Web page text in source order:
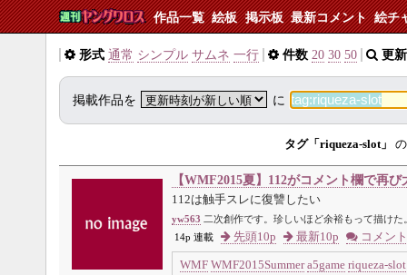
作品一覧 絵板 掲示板 最新コメント 絵チ
形式 通常 シンプル サムネ 一行 件数 20 30 50 更
掲載作品を に
タグ「riqueza-slot」
【WMF2015夏】112がコメント欄で再
112は触手スレに復讐したい
yw563 二次創作です。珍しいほど余裕もって描けた
14p 連載
先頭10p 最新10p コメント
WMF WMF2015Summer a5game riqueza-slot